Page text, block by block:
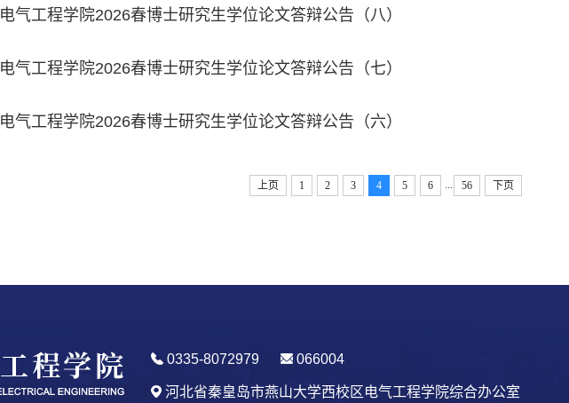
电气工程学院2026春博士研究生学位论文答辩公告（八）
电气工程学院2026春博士研究生学位论文答辩公告（七）
电气工程学院2026春博士研究生学位论文答辩公告（六）
上页 1 2 3 4 5 6 ... 56 下页
0335-8072979 066004
河北省秦皇岛市燕山大学西校区电气工程学院综合办公室